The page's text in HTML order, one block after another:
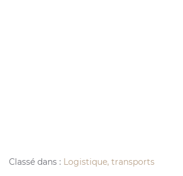
Classé dans : Logistique, transports